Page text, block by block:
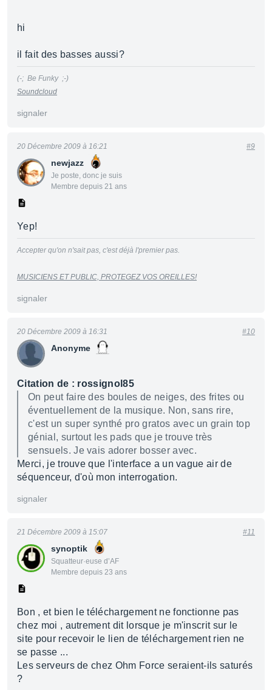
hi
il fait des basses aussi?
(-; Be Funky ;-)
Soundcloud
signaler
newjazz
Je poste, donc je suis
Membre depuis 21 ans
20 Décembre 2009 à 16:21 #9
Yep!
Accepter qu'on n'sait pas, c'est déjà l'premier pas.
MUSICIENS ET PUBLIC, PROTEGEZ VOS OREILLES!
signaler
Anonyme
20 Décembre 2009 à 16:31 #10
Citation de : rossignol85
On peut faire des boules de neiges, des frites ou
éventuellement de la musique. Non, sans rire,
c'est un super synthé pro gratos avec un grain top
génial, surtout les pads que je trouve très
sensuels. Je vais adorer bosser avec.
Merci, je trouve que l'interface a un vague air de
séquenceur, d'où mon interrogation.
signaler
synoptik
Squatteur·euse d’AF
Membre depuis 23 ans
21 Décembre 2009 à 15:07 #11
Bon , et bien le téléchargement ne fonctionne pas
chez moi , autrement dit lorsque je m'inscrit sur le
site pour recevoir le lien de téléchargement rien ne
se passe ...
Les serveurs de chez Ohm Force seraient-ils saturés
?